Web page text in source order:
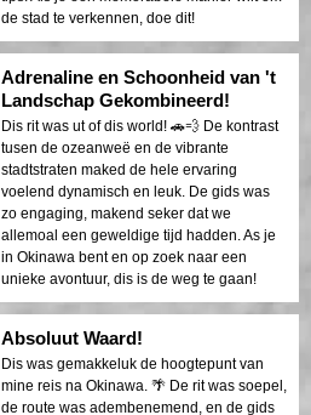
de stad te verkennen, doe dit!
Adrenaline en Schoonheid van 't
Landschap Gekombineerd!
Dis rit was ut of dis world! 🚗💨 De kontrast
tusen de ozeanweë en de vibrante
stadtstraten maked de hele ervaring
voelend dynamisch en leuk. De gids was
zo engaging, makend seker dat we
allemoal een geweldige tijd hadden. As je
in Okinawa bent en op zoek naar een
unieke avontuur, dis is de weg te gaan!
Absoluut Waard!
Dis was gemakkeluk de hoogtepunt van
mine reis na Okinawa. 🌴 De rit was soepel,
de route was adembenemend, en de gids